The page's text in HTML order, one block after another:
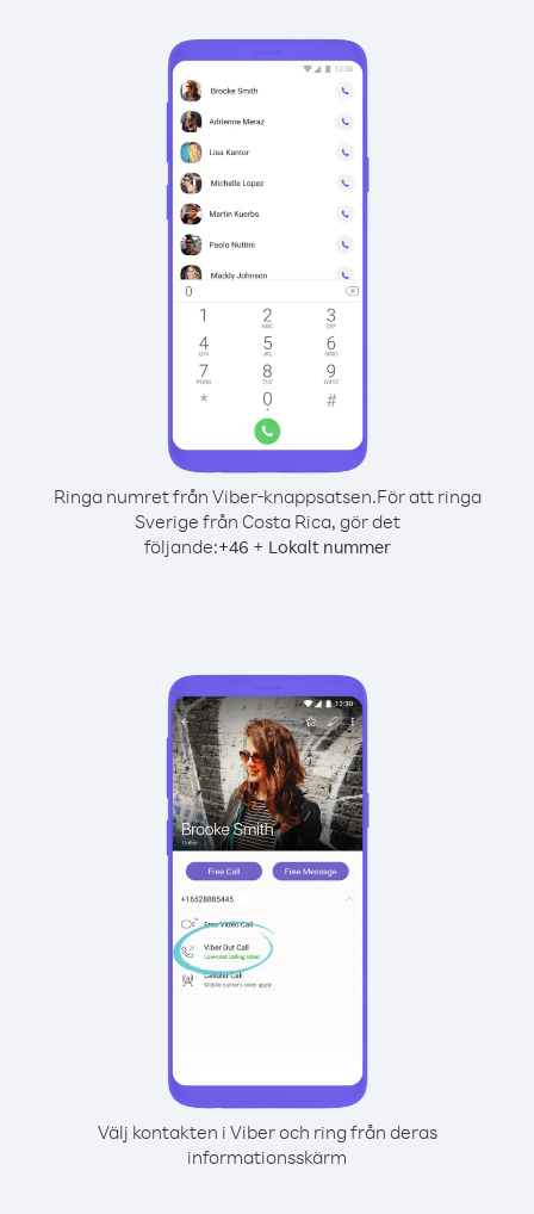
Ringa numret från Viber-knappsatsen.För att ringa
Sverige från Costa Rica, gör det
följande:+46 + Lokalt nummer
Välj kontakten i Viber och ring från deras
informationsskärm